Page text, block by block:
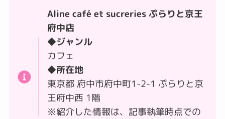
Aline café et sucreries ぷらりと京王
府中店
◆ジャンル
カフェ
◆所在地
東京都 府中市府中町1-2-1 ぷらりと京
王府中西 1階
※紹介した情報は、記事執筆時点での